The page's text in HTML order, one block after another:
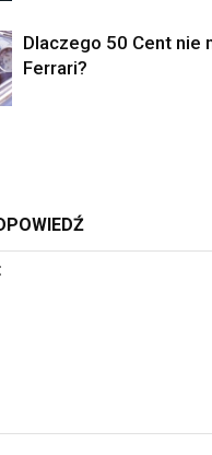
Dlaczego 50 Cent nie
Ferrari?